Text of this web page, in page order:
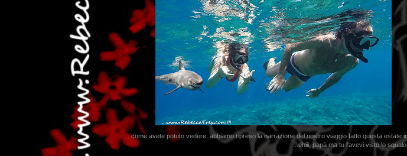
...come avete potuto vedere, abbiamo ripreso la narrazione del nostro viaggio fatto questa estate in
...ehiii, papà ma tu l'avevi visto lo